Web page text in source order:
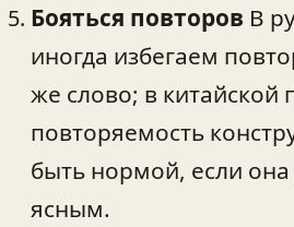
Бояться повторов В
иногда избегаем
же слово; в китайской
повторяемость
быть нормой, если
ясным.